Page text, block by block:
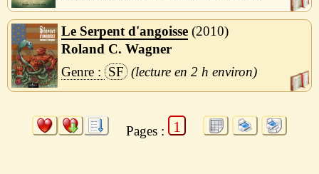
Le Serpent d'angoisse 2010
Roland C. Wagner
SF
2 h
Pages : 1